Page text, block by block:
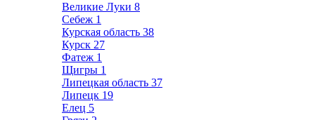
Великие Луки 8
Себеж 1
Курская область 38
Курск 27
Фатеж 1
Щигры 1
Липецкая область 37
Липецк 19
Елец 5